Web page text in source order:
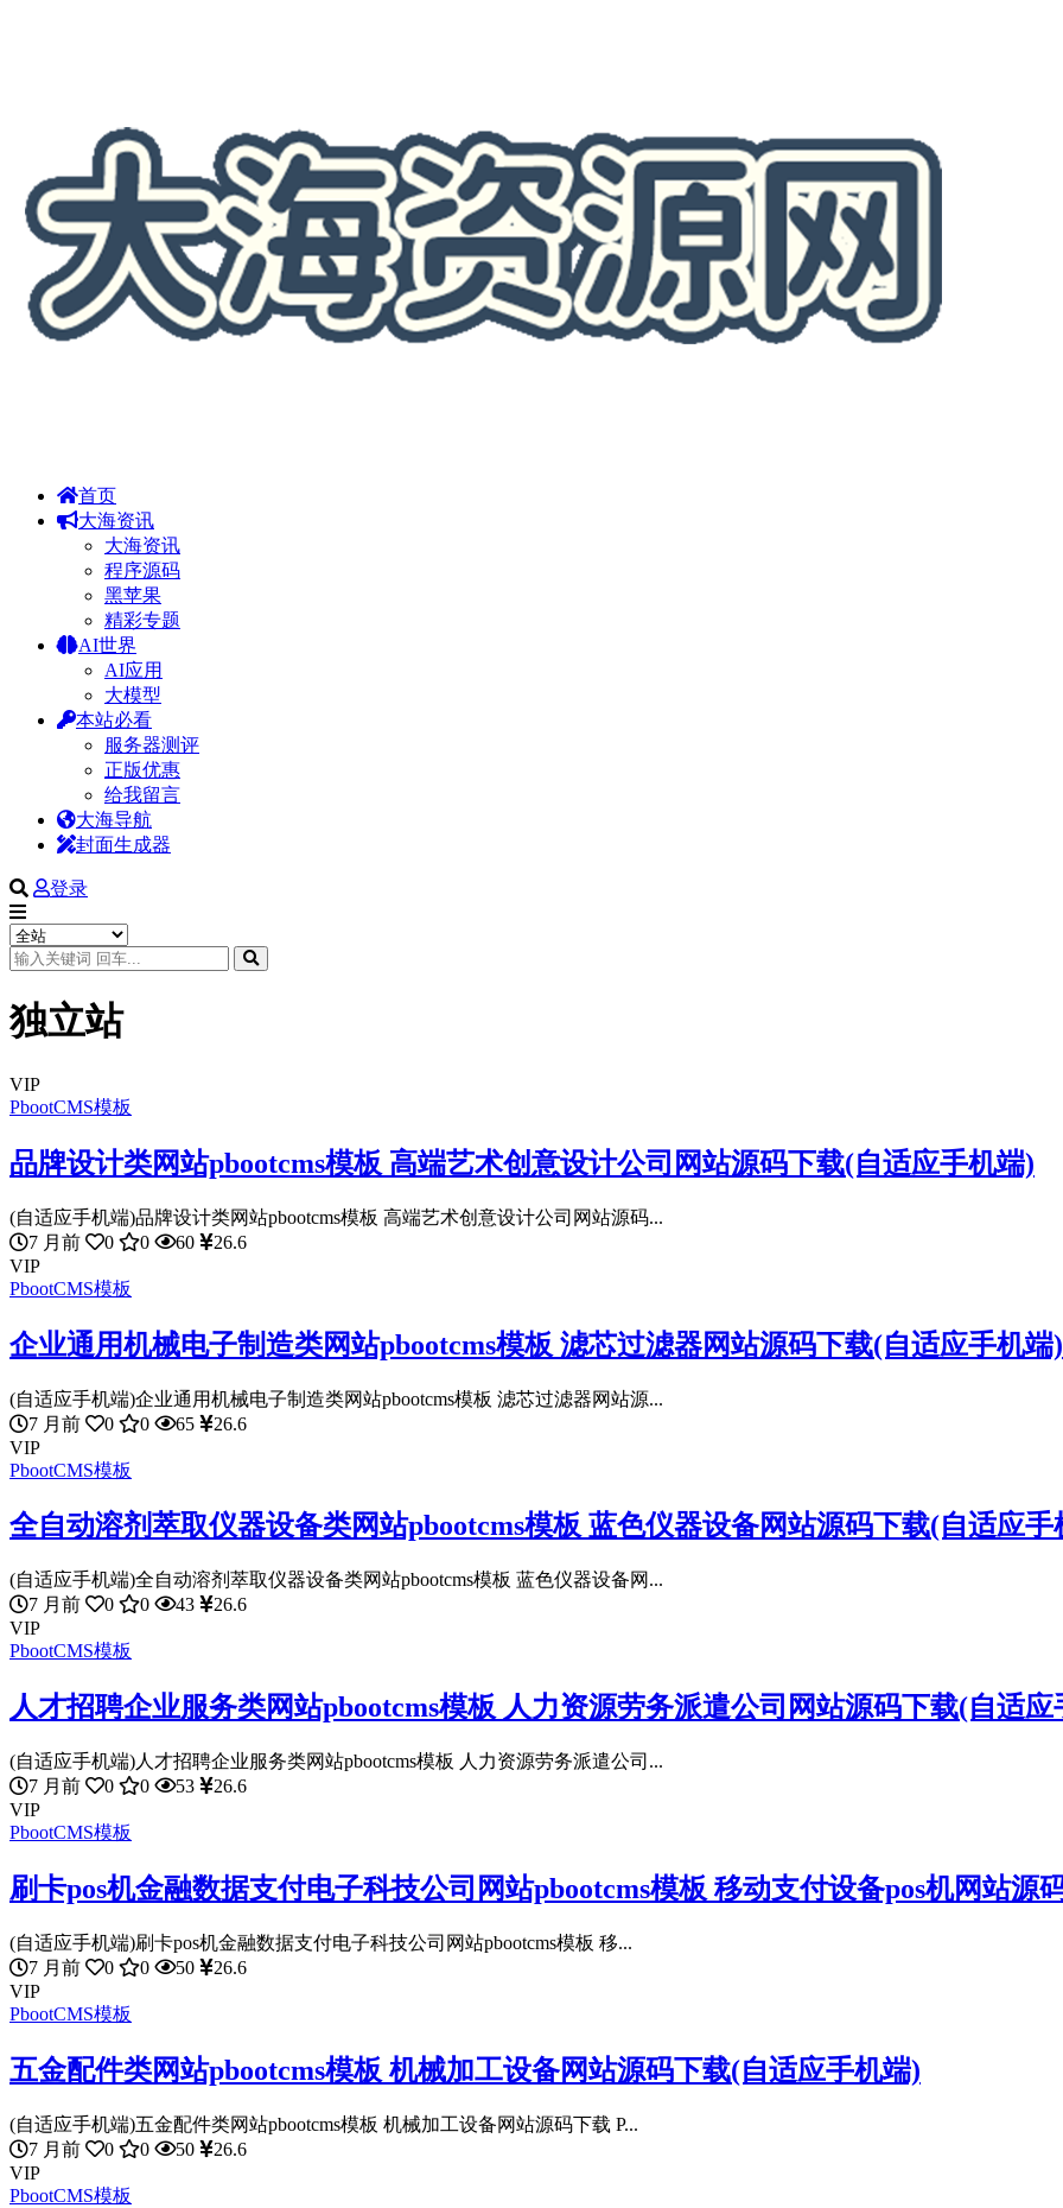
首页
大海资讯
大海资讯
程序源码
黑苹果
精彩专题
AI世界
AI应用
大模型
本站必看
服务器测评
正版优惠
给我留言
大海导航
封面生成器
登录
独立站
VIP
PbootCMS模板
品牌设计类网站pbootcms模板 高端艺术创意设计公司网站源码下载(自适应手机端)
(自适应手机端)品牌设计类网站pbootcms模板 高端艺术创意设计公司网站源码...
7 月前
0 0 60
26.6
VIP
PbootCMS模板
企业通用机械电子制造类网站pbootcms模板 滤芯过滤器网站源码下载(自适应手机端)
(自适应手机端)企业通用机械电子制造类网站pbootcms模板 滤芯过滤器网站源...
7 月前
0 0 65
26.6
VIP
PbootCMS模板
全自动溶剂萃取仪器设备类网站pbootcms模板 蓝色仪器设备网站源码下载(自适应手
(自适应手机端)全自动溶剂萃取仪器设备类网站pbootcms模板 蓝色仪器设备网...
7 月前
0 0 43
26.6
VIP
PbootCMS模板
人才招聘企业服务类网站pbootcms模板 人力资源劳务派遣公司网站源码下载(自适应
(自适应手机端)人才招聘企业服务类网站pbootcms模板 人力资源劳务派遣公司...
7 月前
0 0 53
26.6
VIP
PbootCMS模板
刷卡pos机金融数据支付电子科技公司网站pbootcms模板 移动支付设备pos机网站源
(自适应手机端)刷卡pos机金融数据支付电子科技公司网站pbootcms模板 移...
7 月前
0 0 50
26.6
VIP
PbootCMS模板
五金配件类网站pbootcms模板 机械加工设备网站源码下载(自适应手机端)
(自适应手机端)五金配件类网站pbootcms模板 机械加工设备网站源码下载 P...
7 月前
0 0 50
26.6
VIP
PbootCMS模板